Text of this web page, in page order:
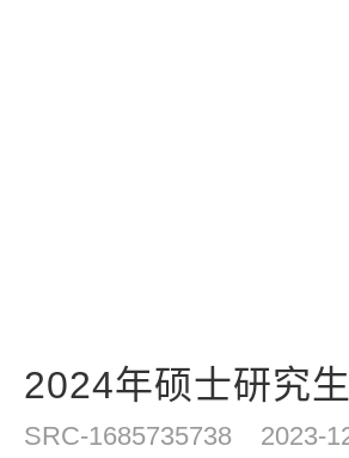
2024年硕士研究
SRC-1685735738 2023-